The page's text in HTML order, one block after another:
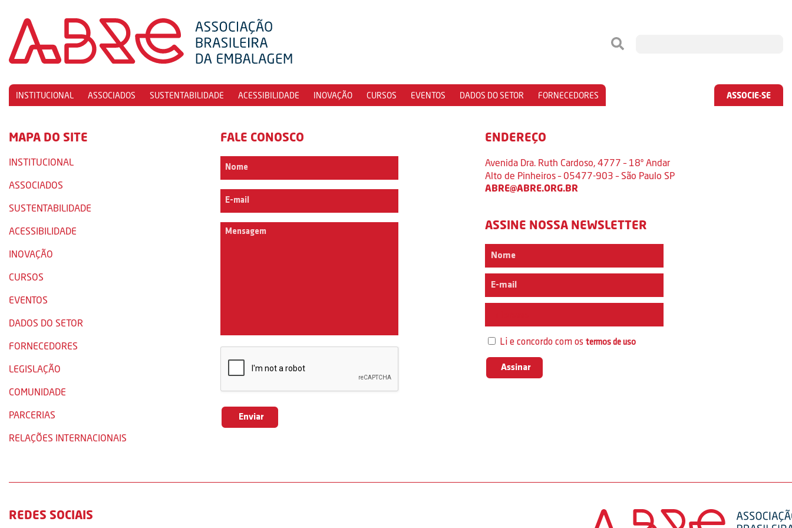
INSTITUCIONAL ASSOCIADOS SUSTENTABILIDADE ACESSIBILIDADE INOVAÇÃO CURSOS EVENTOS DADOS DO SETOR FORNECEDORES ASSOCIE-SE
MAPA DO SITE
INSTITUCIONAL
ASSOCIADOS
SUSTENTABILIDADE
ACESSIBILIDADE
INOVAÇÃO
CURSOS
EVENTOS
DADOS DO SETOR
FORNECEDORES
LEGISLAÇÃO
COMUNIDADE
PARCERIAS
RELAÇÕES INTERNACIONAIS
FALE CONOSCO ENDEREÇO
Avenida Dra. Ruth Cardoso, 4777 – 18º Andar
Alto de Pinheiros – 05477-903 – São Paulo SP
ABRE@ABRE.ORG.BR
ASSINE NOSSA NEWSLETTER
Li e concordo com ostermos de uso
REDES SOCIAIS